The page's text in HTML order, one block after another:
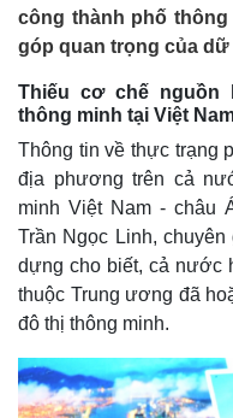
công thành phố
góp quan trọng của dữ
Thiếu cơ chế nguồn
thông minh tại Việt
Thông tin về thực trạng
địa phương trên cả
minh Việt Nam - châu
Trần Ngọc Linh,
dựng cho biết, cả nước
thuộc Trung ương đã
đô thị thông minh.